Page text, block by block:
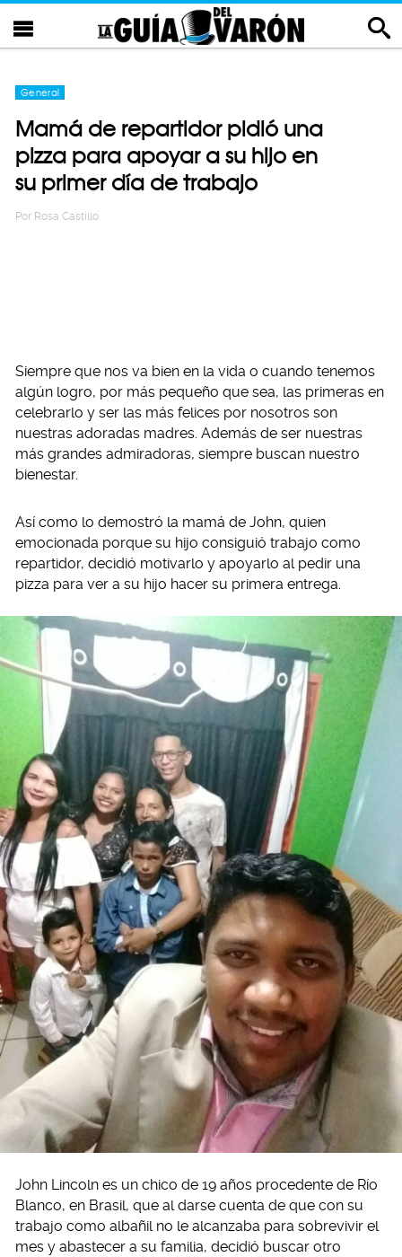
General
Mamá de repartidor pidió una
pizza para apoyar a su hijo en
su primer día de trabajo
Por Rosa Castillo
Siempre que nos va bien en la vida o cuando tenemos
algún logro, por más pequeño que sea, las primeras en
celebrarlo y ser las más felices por nosotros son
nuestras adoradas madres. Además de ser nuestras
más grandes admiradoras, siempre buscan nuestro
bienestar.
Así como lo demostró la mamá de John, quien
emocionada porque su hijo consiguió trabajo como
repartidor, decidió motivarlo y apoyarlo al pedir una
pizza para ver a su hijo hacer su primera entrega.
John Lincoln es un chico de 19 años procedente de Río
Blanco, en Brasil, que al darse cuenta de que con su
trabajo como albañil no le alcanzaba para sobrevivir el
mes y abastecer a su familia, decidió buscar otro